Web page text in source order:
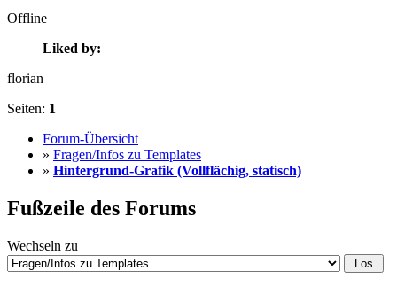
Offline
Liked by:
florian
Seiten: 1
Forum-Übersicht
» Fragen/Infos zu Templates
» Hintergrund-Grafik (Vollflächig, statisch)
Fußzeile des Forums
Wechseln zu